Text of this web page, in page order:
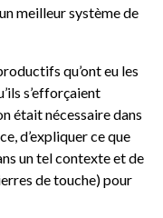
meilleur système de
qu’ont eu les
s’efforçaient
était nécessaire dans
d’expliquer ce que
un tel contexte et de
de touche) pour